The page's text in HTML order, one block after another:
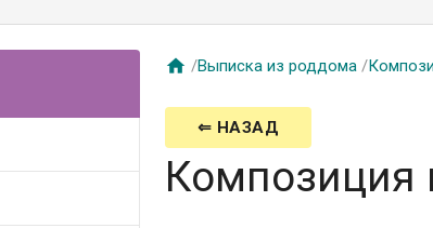
 /Выписка из роддома /
⇐ НАЗАД
Композиция